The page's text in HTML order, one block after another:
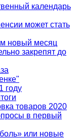
календарь
может стать
новый месяц
закрепят до
году
товаров 2020
в первый
или новые